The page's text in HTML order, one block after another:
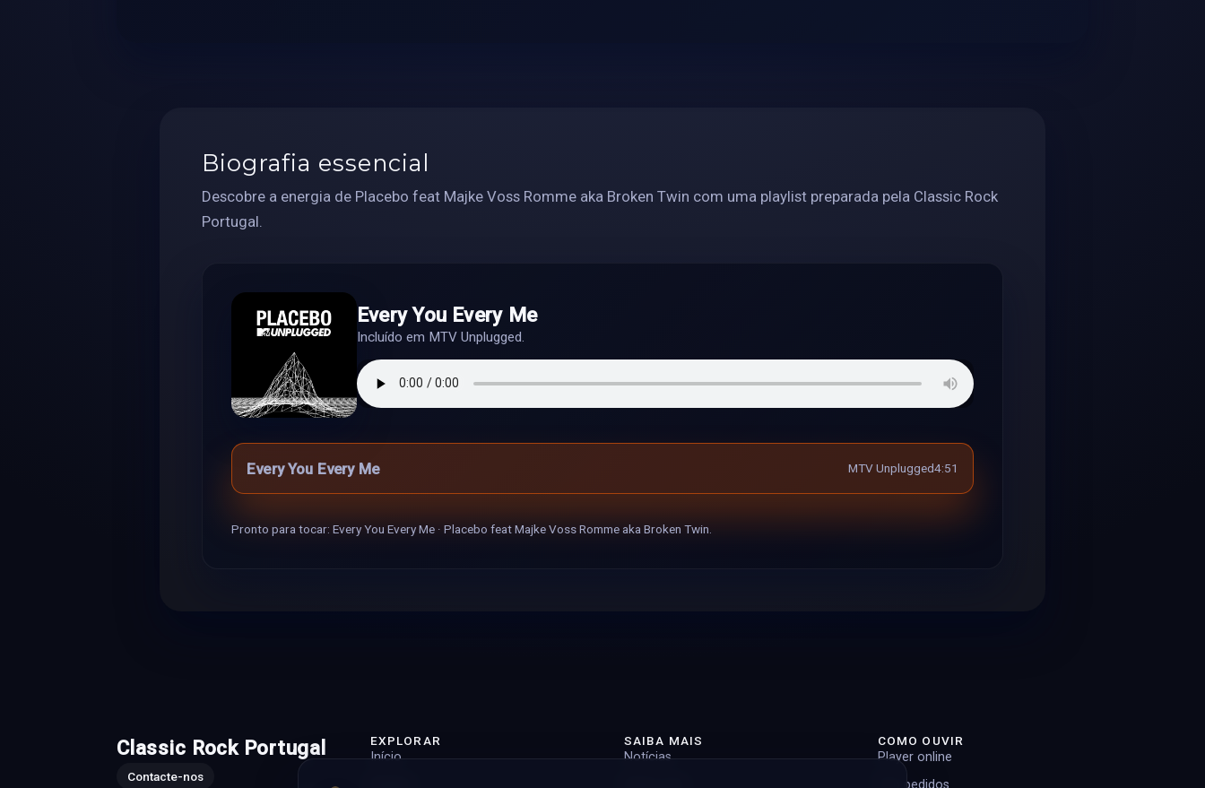
Biografia essencial
Descobre a energia de Placebo feat Majke Voss Romme aka Broken Twin com uma playlist preparada pela Classic Rock
Portugal.
Every You Every Me
Incluído em MTV Unplugged.
Every You Every Me MTV Unplugged4:51
Pronto para tocar: Every You Every Me · Placebo feat Majke Voss Romme aka Broken Twin.
Classic Rock Portugal
Contacte-nos
EXPLORAR
Início
SAIBA MAIS
Notícias
COMO OUVIR
Player online
Top pedidos